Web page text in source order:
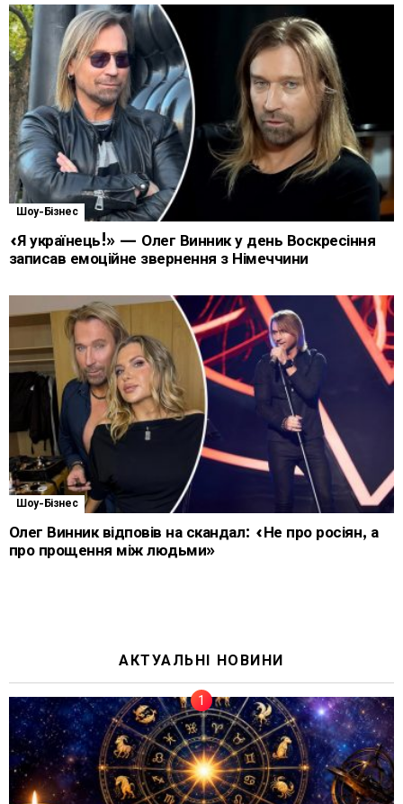
Шоу-Бізнес
«Я українець!» — Олег Винник у день Воскресіння
записав емоційне звернення з Німеччини
Шоу-Бізнес
Олег Винник відповів на скандал: «Не про росіян, а
про прощення між людьми»
АКТУАЛЬНІ НОВИНИ